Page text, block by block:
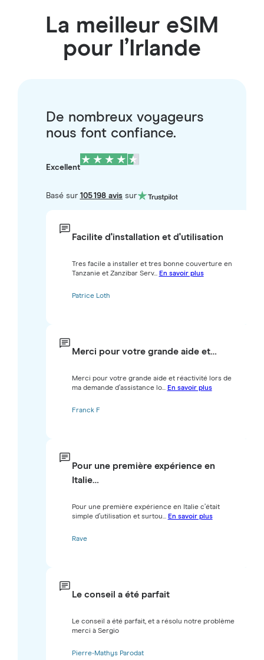
La meilleur eSIM
pour l’Irlande
De nombreux voyageurs
nous font confiance.
Excellent
Basé sur 105 198 avissur
Facilite d'installation et d'utilisation
Tres facile a installer et tres bonne couverture en
Tanzanie et Zanzibar Serv... En savoir plus
Patrice Loth
Merci pour votre grande aide et…
Merci pour votre grande aide et réactivité lors de
ma demande d’assistance lo... En savoir plus
Franck F
Pour une première expérience en
Italie…
Pour une première expérience en Italie c’était
simple d’utilisation et surtou... En savoir plus
Rave
Le conseil a été parfait
Le conseil a été parfait, et a résolu notre problème
merci à Sergio
Pierre-Mathys Parodat